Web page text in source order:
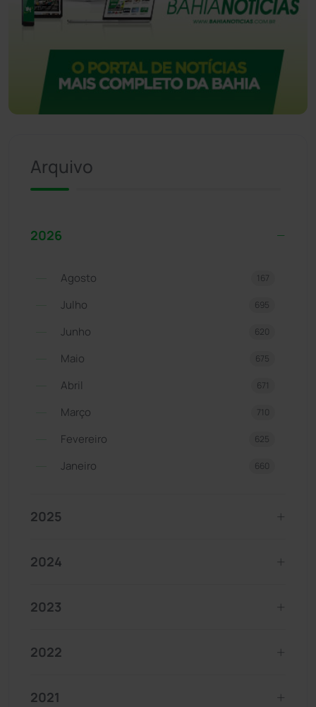
Arquivo
2026
Agosto 167
Julho 695
Junho 620
Maio 675
Abril 671
Março 710
Fevereiro 625
Janeiro 660
2025
2024
2023
2022
2021